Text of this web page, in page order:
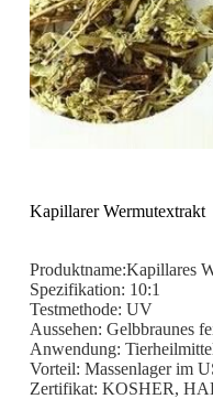
Kapillarer Wermutextrakt
Produktname:Kapillares
Spezifikation: 10:1
Testmethode: UV
Aussehen: Gelbbraunes
Anwendung:
Vorteil: Massenlager im
Zertifikat: KOSHER,